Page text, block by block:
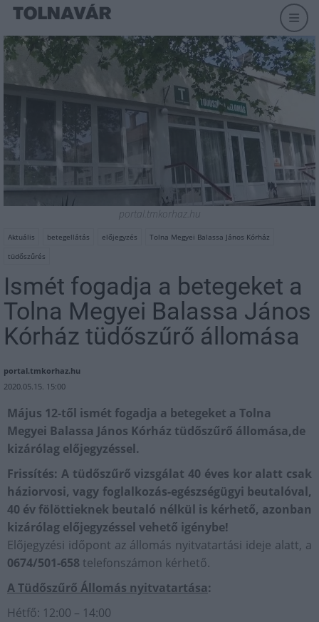
portal.tmkorhaz.hu
Aktuális betegellátás előjegyzés
Tolna Megyei Balassa János Kórház
tüdőszűrés
Ismét fogadja a betegeket a
Tolna Megyei Balassa János
Kórház tüdőszűrő állomása
portal.tmkorhaz.hu
2020.05.15. 15:00
Május 12-től ismét fogadja a betegeket a Tolna
Megyei Balassa János Kórház tüdőszűrő állomása,de
kizárólag előjegyzéssel.
Frissítés: A tüdőszűrő vizsgálat 40 éves kor alatt csak
háziorvosi, vagy foglalkozás-egészségügyi beutalóval,
40 év fölöttieknek beutaló nélkül is kérhető, azonban
kizárólag előjegyzéssel vehető igénybe!
Előjegyzési időpont az állomás nyitvatartási ideje alatt, a
0674/501-658 telefonszámon kérhető.
A Tüdőszűrő Állomás nyitvatartása:
Hétfő: 12:00 – 14:00